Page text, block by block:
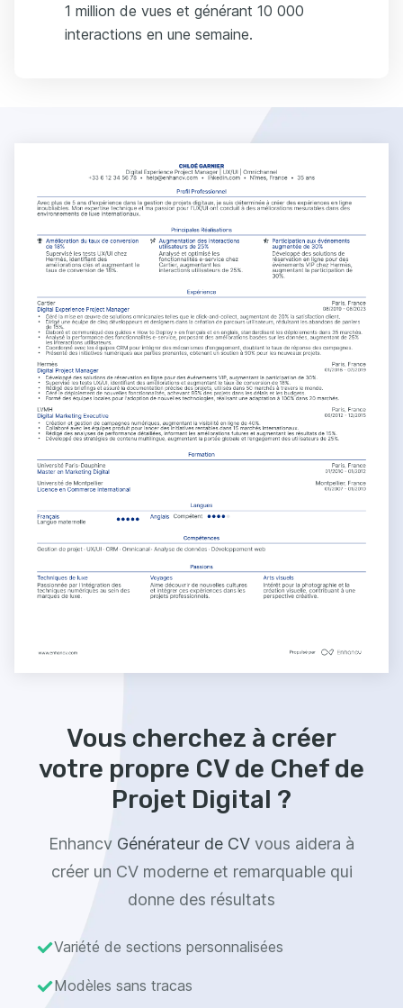
1 million de vues et générant 10 000
interactions en une semaine.
Vous cherchez à créer
votre propre CV de Chef de
Projet Digital ?
Enhancv Générateur de CV vous aidera à
créer un CV moderne et remarquable qui
donne des résultats
Variété de sections personnalisées
Modèles sans tracas